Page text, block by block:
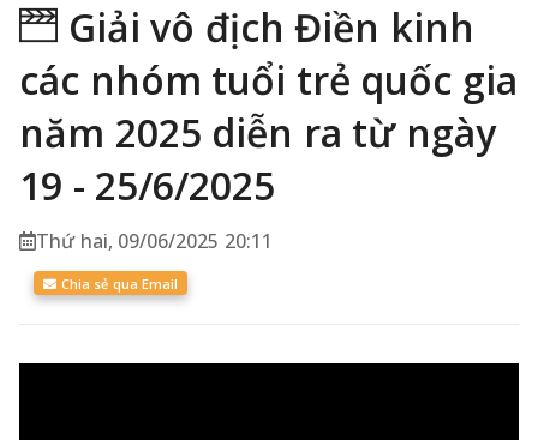
Giải vô địch Điền kinh
các nhóm tuổi trẻ quốc gia
năm 2025 diễn ra từ ngày
19 - 25/6/2025
Thứ hai, 09/06/2025 20:11
Chia sẻ qua Email